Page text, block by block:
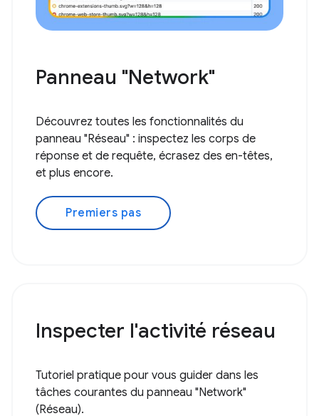
Panneau "Network"
Découvrez toutes les fonctionnalités du
panneau "Réseau" : inspectez les corps de
réponse et de requête, écrasez des en-têtes,
et plus encore.
Premiers pas
Inspecter l'activité réseau
Tutoriel pratique pour vous guider dans les
tâches courantes du panneau "Network"
(Réseau).